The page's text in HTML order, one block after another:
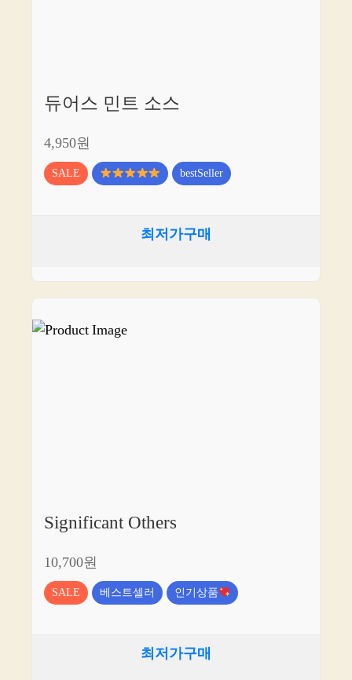
듀어스 민트 소스
4,950원
SALE bestSeller
최저가구매
Significant Others
10,700원
SALE 베스트셀러 인기상품
최저가구매